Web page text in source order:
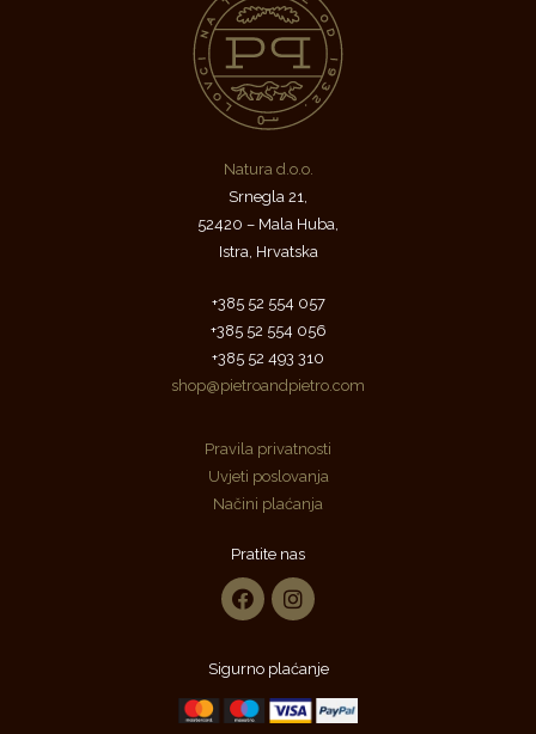
Natura d.o.o.
Srnegla 21,
52420 – Mala Huba,
Istra, Hrvatska
+385 52 554 057
+385 52 554 056
+385 52 493 310
shop@pietroandpietro.com
Pravila privatnosti
Uvjeti poslovanja
Načini plaćanja
Pratite nas
Sigurno plaćanje